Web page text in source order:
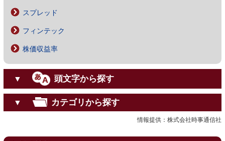
スプレッド
フィンテック
株価収益率
▼ 頭文字から探す
▼ カテゴリから探す
情報提供：株式会社時事通信社